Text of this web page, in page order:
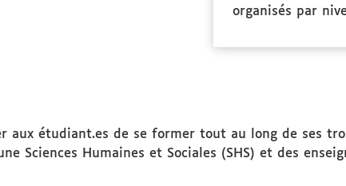
organisés par
aux étudiant.es de se former tout au long de ses
Sciences Humaines et Sociales (SHS) et des